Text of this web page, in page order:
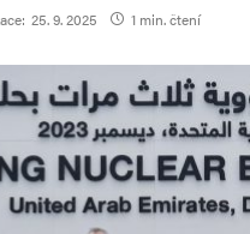
25. 9. 2025 1 min. čtení